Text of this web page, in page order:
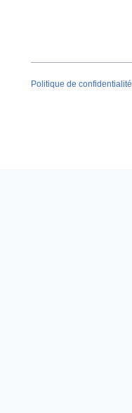
Politique de confidentialité